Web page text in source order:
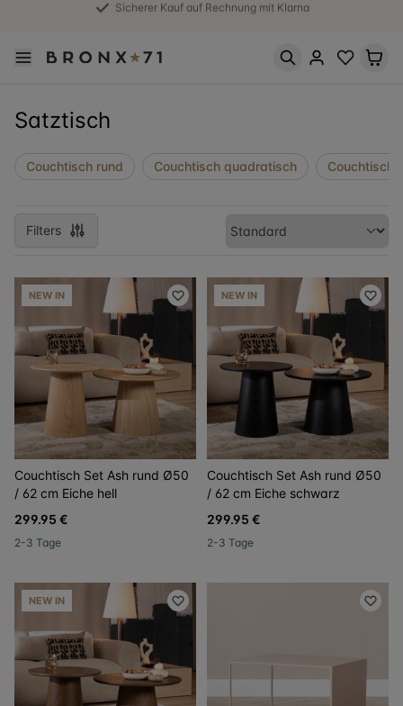
30 Tage Rückgabegarantie
Satztisch
Couchtisch rund Couchtisch quadratisch
Filters
NEW IN
Couchtisch Set Ash rund Ø50
/ 62 cm Eiche hell
299.95 €
2-3 Tage
NEW IN
Couchtisch Set Ash rund Ø50
/ 62 cm Eiche schwarz
299.95 €
2-3 Tage
NEW IN